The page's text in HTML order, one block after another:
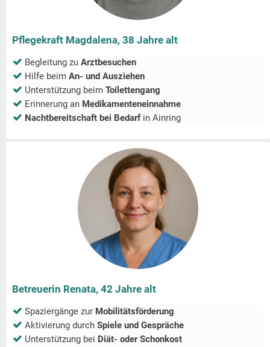
Pflegekraft Magdalena, 38 Jahre alt
Begleitung zu Arztbesuchen
Hilfe beim An- und Ausziehen
Unterstützung beim Toilettengang
Erinnerung an Medikamenteneinnahme
Nachtbereitschaft bei Bedarfin Ainring
Betreuerin Renata, 42 Jahre alt
Spaziergänge zur Mobilitätsförderung
Aktivierung durch Spiele und Gespräche
Unterstützung bei Diät- oder Schonkost